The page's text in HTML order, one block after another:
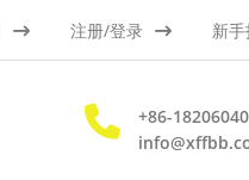
注册/登录 新
+86-